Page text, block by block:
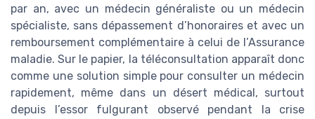
par an, avec un médecin généraliste ou un médecin
spécialiste, sans dépassement d’honoraires et avec un
remboursement complémentaire à celui de l’Assurance
maladie. Sur le papier, la téléconsultation apparaît donc
comme une solution simple pour consulter un médecin
rapidement, même dans un désert médical, surtout
depuis l’essor fulgurant observé pendant la crise